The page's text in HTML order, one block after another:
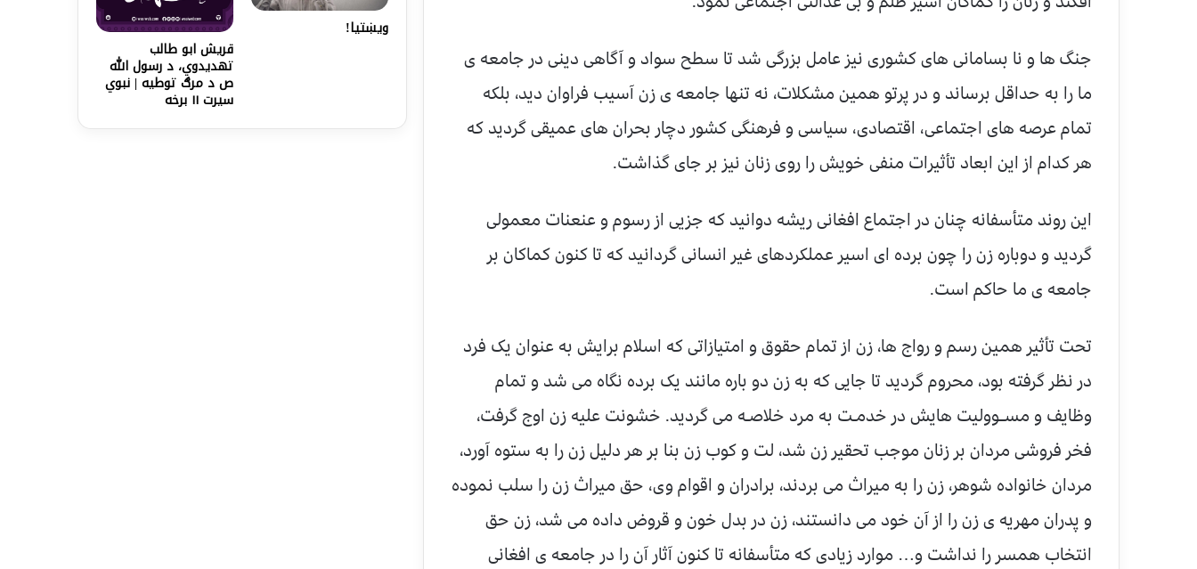
جنگ ها و نا بسامانی های کشوری نیز عامل بزرگی شد تا سطح سواد و آگاهی دینی در جامعه ی
ما را به حداقل برساند و در پرتو همین مشکلات، نه تنها جامعه ی زن آسیب فراوان دید، بلکه
تمام عرصه های اجتماعی، اقتصادی، سیاسی و فرهنگی کشور دچار بحران های عمیقی گردید که
هر کدام از این ابعاد تأثیرات منفی خویش را روی زنان نیز بر جای گذاشت.
این روند متأسفانه چنان در اجتماع افغانی ریشه دوانید که جزیی از رسوم و عنعنات معمولی
گردید و دوباره زن را چون برده ای اسیر عملکردهای غیر انسانی گردانید که تا کنون کماکان بر
جامعه ی ما حاکم است.
تحت تأثیر همین رسم و رواج ها، زن از تمام حقوق و امتیازاتی که اسلام برایش به عنوان یک فرد
در نظر گرفته بود، محروم گردید تا جایی که به زن دو باره مانند یک برده نگاه می شد و تمام
وظایف و مســوولیت هایش در خدمـت به مرد خلاصـه می گردید. خشونت علیه زن اوج گرفت،
فخر فروشی مردان بر زنان موجب تحقیر زن شد، لت و کوب زن بنا بر هر دلیل زن را به ستوه آورد،
مردان خانواده شوهر، زن را به میراث می بردند، برادران و اقوام وی، حق میراث زن را سلب نموده
و پدران مهریه ی زن را از آن خود می دانستند، زن در بدل خون و قروض داده می شد، زن حق
انتخاب همسر را نداشت و… موارد زیادی که متأسفانه تا کنون آثار آن را در جامعه ی افغانی
ویښتیا!
قریش ابو طالب
تهدیدوي، د رسول الله
ص د مرګ توطیه | نبوي
سیرت ۱۱ برخه